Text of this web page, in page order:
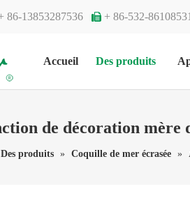
86-13853287536  + 86-532-
Accueil Des produits
de décoration
Des produits » Coquille de mer écrasée »